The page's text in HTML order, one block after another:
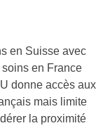
en Suisse avec
en France
donne accès aux
mais limite
la proximité